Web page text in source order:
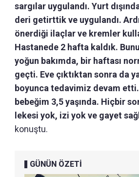
sargılar uygulandı. Yurt
deri getirttik ve uygulandı.
önerdiği ilaçlar ve kremler
Hastanede 2 hafta kaldık.
yoğun bakımda, bir haftası
geçti. Eve çıktıktan sonra da
boyunca tedavimiz devam etti.
bebeğim 3,5 yaşında. Hiçbir
lekesi yok, izi yok ve gayet
konuştu.
GÜNÜN ÖZETİ